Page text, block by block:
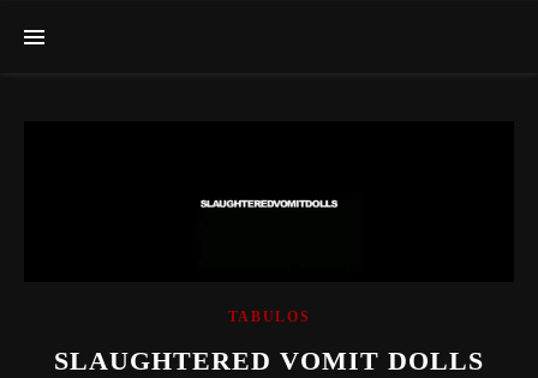
TABULOS
SLAUGHTERED VOMIT DOLLS